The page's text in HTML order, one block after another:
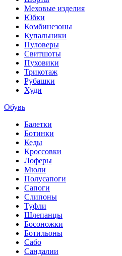
Меховые изделия
Юбки
Комбинезоны
Купальники
Пуловеры
Свитшоты
Пуховики
Трикотаж
Рубашки
Худи
Обувь
Балетки
Ботинки
Кеды
Кроссовки
Лоферы
Мюли
Полусапоги
Сапоги
Слипоны
Туфли
Шлепанцы
Босоножки
Ботильоны
Сабо
Сандалии